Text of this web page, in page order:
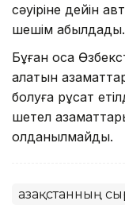
сәуіріне дейін
шешім қабылдады.
Бұған қоса
алатын
болуға рұқсат
шетел
қолданылмайды.
Қазақстанның